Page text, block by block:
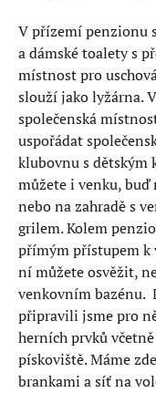
V přízemí penzionu
a dámské toalety s
místnost pro
slouží jako lyžárna.
společenská
uspořádat
klubovnu s dětským
můžete i venku, buď
nebo na zahradě s
grilem. Kolem
přímým přístupem k
ní můžete osvěžit,
venkovním bazénu.
připravili jsme pro
herních prvků
pískoviště. Máme
brankami a síť na